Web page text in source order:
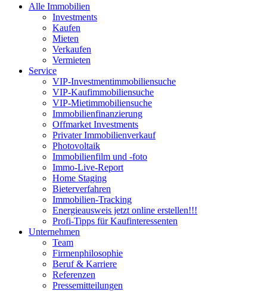
Alle Immobilien
Investments
Kaufen
Mieten
Verkaufen
Vermieten
Service
VIP-Investmentimmobiliensuche
VIP-Kaufimmobiliensuche
VIP-Mietimmobiliensuche
Immobilienfinanzierung
Offmarket Investments
Privater Immobilienverkauf
Photovoltaik
Immobilienfilm und -foto
Immo-Live-Report
Home Staging
Bieterverfahren
Immobilien-Tracking
Energieausweis jetzt online erstellen!!!
Profi-Tipps für Kaufinteressenten
Unternehmen
Team
Firmenphilosophie
Beruf & Karriere
Referenzen
Pressemitteilungen